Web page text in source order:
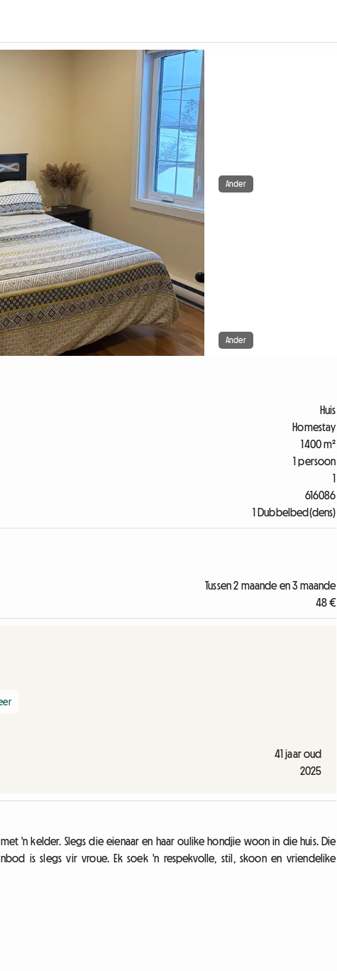
Ander
Ander
Huis
Homestay
1400 m²
1 persoon
1
616086
1 Dubbelbed(dens)
Tussen 2 maande en 3 maande
48 €
41 jaar oud
2025
'n kelder. Slegs die eienaar en haar oulike hondjie woon in die huis. Die
is slegs vir vroue. Ek soek 'n respekvolle, stil, skoon en vriendelike